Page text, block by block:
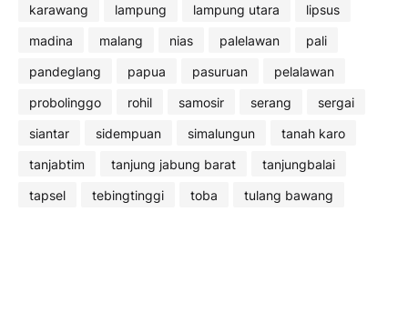
karawang
lampung lampung utara
lipsus
madina
malang nias palelawan
pali
pandeglang
papua pasuruan
pelalawan
probolinggo
rohil samosir serang
sergai
siantar
sidempuan simalungun
tanah karo
tanjabtim
tanjung jabung barat
tanjungbalai
tapsel
tebingtinggi toba tulang bawang